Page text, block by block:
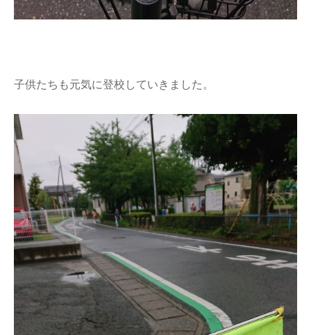
子供たちも元気に登校していきました。